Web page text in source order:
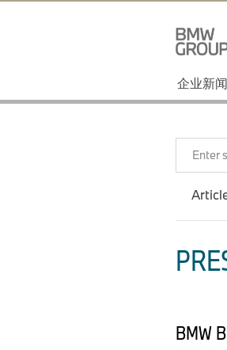
企业新闻
Enter
BMW